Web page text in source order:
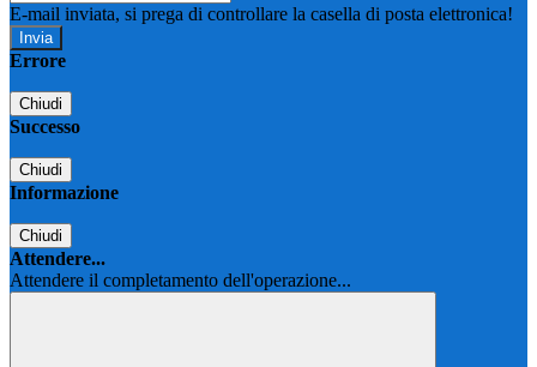
E-mail inviata, si prega di controllare la casella di posta elettronica!
Errore
Chiudi
Successo
Chiudi
Informazione
Chiudi
Attendere...
Attendere il completamento dell'operazione...